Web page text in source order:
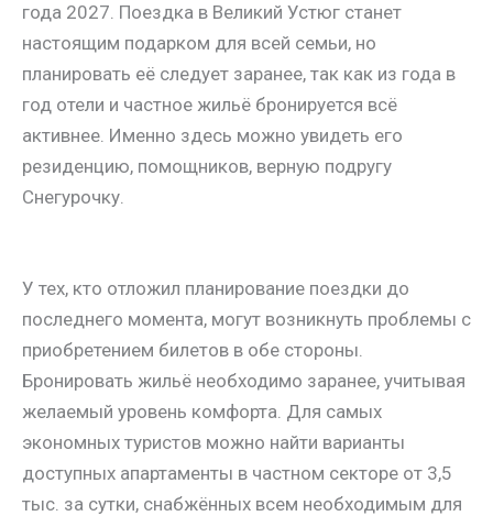
года 2027. Поездка в Великий Устюг станет
настоящим подарком для всей семьи, но
планировать её следует заранее, так как из года в
год отели и частное жильё бронируется всё
активнее. Именно здесь можно увидеть его
резиденцию, помощников, верную подругу
Снегурочку.
У тех, кто отложил планирование поездки до
последнего момента, могут возникнуть проблемы с
приобретением билетов в обе стороны.
Бронировать жильё необходимо заранее, учитывая
желаемый уровень комфорта. Для самых
экономных туристов можно найти варианты
доступных апартаменты в частном секторе от 3,5
тыс. за сутки, снабжённых всем необходимым для